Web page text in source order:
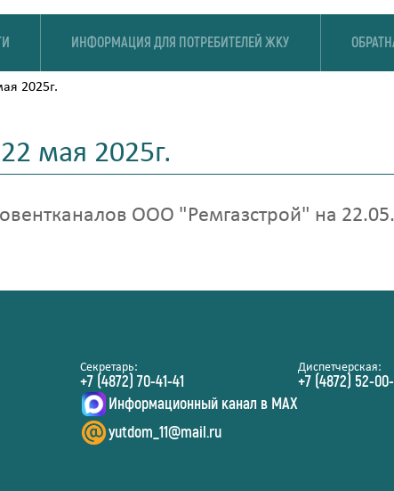
ИНФОРМАЦИЯ ДЛЯ ПОТРЕБИТЕЛЕЙ ЖКУ
2025г.
мая 2025г.
ООО "Ремгазстрой" на
Секретарь:
+7 (4872) 70-41-41
Информационный канал в MAX
yutdom_11@mail.ru
Диспетчерская:
+7 (4872) 52-